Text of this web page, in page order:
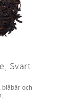
Svart
blåbär och